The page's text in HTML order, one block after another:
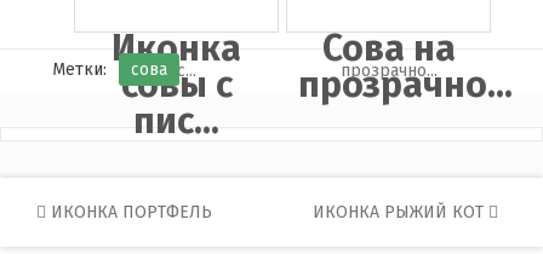
Иконка
совы с
пис...
Сова на
прозрачно...
Метки: сова
Post
ИКОНКА ПОРТФЕЛЬ ИКОНКА РЫЖИЙ КОТ